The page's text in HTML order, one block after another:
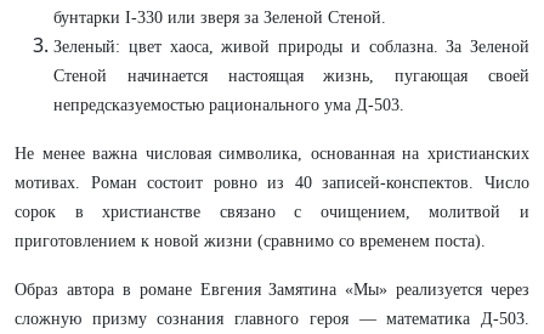
бунтарки I-330 или зверя за Зеленой Стеной.
Зеленый: цвет хаоса, живой природы и соблазна. За Зеленой
Стеной начинается настоящая жизнь, пугающая своей
непредсказуемостью рационального ума Д-503.
Не менее важна числовая символика, основанная на христианских
мотивах. Роман состоит ровно из 40 записей-конспектов. Число
сорок в христианстве связано с очищением, молитвой и
приготовлением к новой жизни (сравнимо со временем поста).
Образ автора в романе Евгения Замятина «Мы» реализуется через
сложную призму сознания главного героя — математика Д-503.